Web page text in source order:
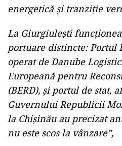
energetică și tranziție
La Giurgiulești
portuare distincte: Portul
operat de Danube
Europeană pentru
(BERD), și portul de stat,
Guvernului Republicii
la Chișinău au precizat
nu este scos la vânzare”,